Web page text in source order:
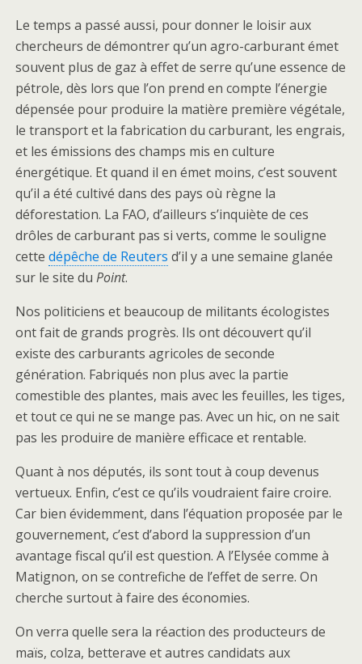
Le temps a passé aussi, pour donner le loisir aux
chercheurs de démontrer qu’un agro-carburant émet
souvent plus de gaz à effet de serre qu’une essence de
pétrole, dès lors que l’on prend en compte l’énergie
dépensée pour produire la matière première végétale,
le transport et la fabrication du carburant, les engrais,
et les émissions des champs mis en culture
énergétique. Et quand il en émet moins, c’est souvent
qu’il a été cultivé dans des pays où règne la
déforestation. La FAO, d’ailleurs s’inquiète de ces
drôles de carburant pas si verts, comme le souligne
cette dépêche de Reuters d’il y a une semaine glanée
sur le site du Point.
Nos politiciens et beaucoup de militants écologistes
ont fait de grands progrès. Ils ont découvert qu’il
existe des carburants agricoles de seconde
génération. Fabriqués non plus avec la partie
comestible des plantes, mais avec les feuilles, les tiges,
et tout ce qui ne se mange pas. Avec un hic, on ne sait
pas les produire de manière efficace et rentable.
Quant à nos députés, ils sont tout à coup devenus
vertueux. Enfin, c’est ce qu’ils voudraient faire croire.
Car bien évidemment, dans l’équation proposée par le
gouvernement, c’est d’abord la suppression d’un
avantage fiscal qu’il est question. A l’Elysée comme à
Matignon, on se contrefiche de l’effet de serre. On
cherche surtout à faire des économies.
On verra quelle sera la réaction des producteurs de
maïs, colza, betterave et autres candidats aux